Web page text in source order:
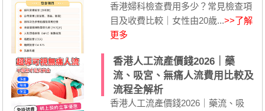
香港婦科檢查費用多少？常見檢查項
目及收費比較｜女性由20歲...>>了解
更多
香港人工流產價錢2026｜藥
流、吸宮、無痛人流費用比較及
流程全解析
香港人工流產價錢2026｜藥流、吸